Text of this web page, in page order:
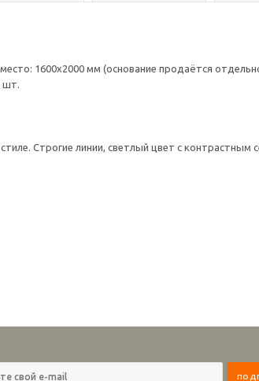
1600х2000 мм (основание продаётся
шт.
Строгие линии, светлый цвет с